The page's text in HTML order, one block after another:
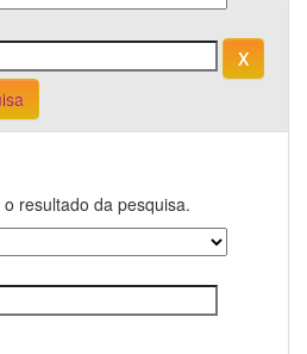
resultado da pesquisa.